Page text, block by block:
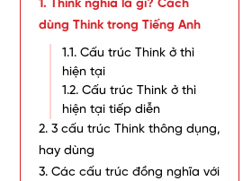
1. Think nghĩa là gì? Cách
dùng Think trong Tiếng Anh
1.1. Cấu trúc Think ở thì
hiện tại
1.2. Cấu trúc Think ở thì
hiện tại tiếp diễn
2. 3 cấu trúc Think thông dụng,
hay dùng
3. Các cấu trúc đồng nghĩa với